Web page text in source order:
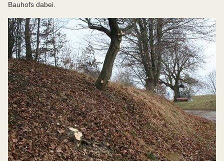
Bauhofs dabei.